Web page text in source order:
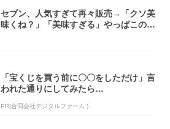
セブン、人気すぎて再々販売→「クソ美
味くね？」「美味すぎる」やっぱこのク
「宝くじを買う前に〇〇をしただけ」言
われた通りにしてみたら…
PR(合同会社デジタルファーム )